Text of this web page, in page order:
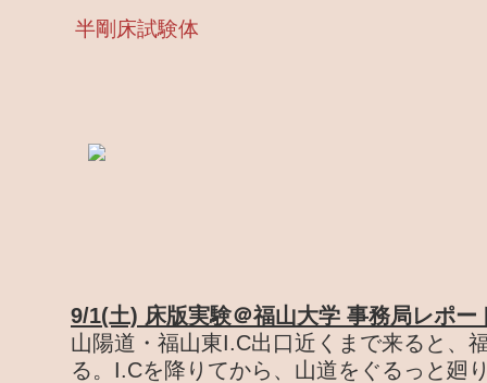
半剛床試験体
9/1(土) 床版実験＠福山大学 事務局レポー
山陽道・福山東I.C出口近くまで来ると、
る。I.Cを降りてから、山道をぐるっと廻